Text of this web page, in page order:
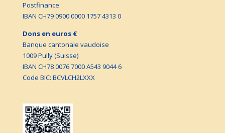
Postfinance
IBAN CH79 0900 0000 1757 4313 0
Dons en euros €
Banque cantonale vaudoise
1009 Pully (Suisse)
IBAN CH78 0076 7000 A543 9044 6
Code BIC: BCVLCH2LXXX